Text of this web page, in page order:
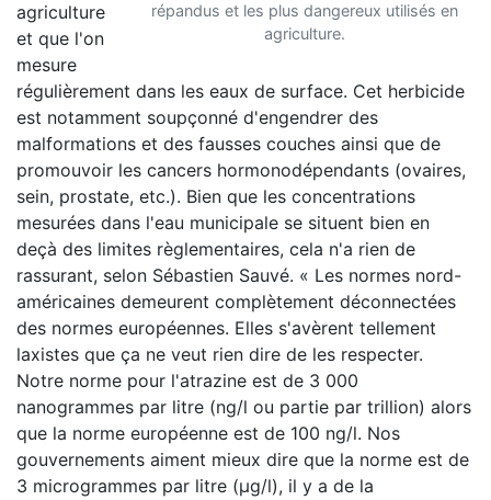
répandus et les plus dangereux utilisés en
agriculture.
agriculture
et que l'on
mesure
régulièrement dans les eaux de surface. Cet herbicide
est notamment soupçonné d'engendrer des
malformations et des fausses couches ainsi que de
promouvoir les cancers hormonodépendants (ovaires,
sein, prostate, etc.). Bien que les concentrations
mesurées dans l'eau municipale se situent bien en
deçà des limites règlementaires, cela n'a rien de
rassurant, selon Sébastien Sauvé. « Les normes nord-
américaines demeurent complètement déconnectées
des normes européennes. Elles s'avèrent tellement
laxistes que ça ne veut rien dire de les respecter.
Notre norme pour l'atrazine est de 3 000
nanogrammes par litre (ng/l ou partie par trillion) alors
que la norme européenne est de 100 ng/l. Nos
gouvernements aiment mieux dire que la norme est de
3 microgrammes par litre (µg/l), il y a de la